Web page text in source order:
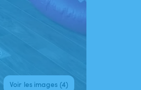
Voir les images (4)